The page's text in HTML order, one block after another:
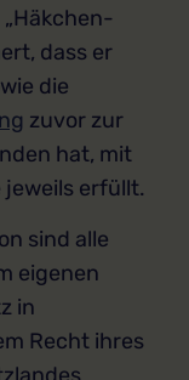
dass er
die
zuvor zur
hat, mit
erfüllt.
sind alle
eigenen
in
Recht ihres